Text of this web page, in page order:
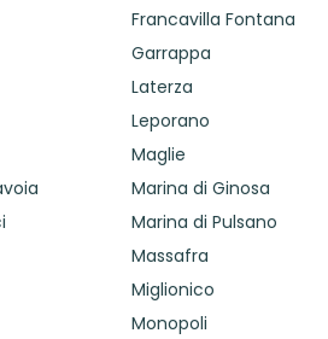
Francavilla Fontana
Garrappa
Laterza
Leporano
Maglie
Marina di Ginosa
Marina di Pulsano
Massafra
Miglionico
Monopoli